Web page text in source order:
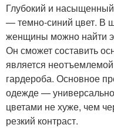
Глубокий и
— темно-синий цвет. В
женщины можно найти
Он сможет составить
является неотъемлемой
гардероба. Основное
одежде —
цветами не хуже, чем
резкий контраст.